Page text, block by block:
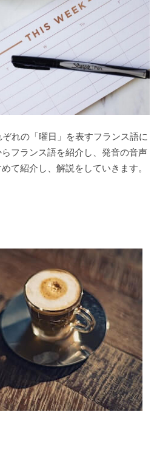
れの「曜日」を表すフランス語に
フランス語を紹介し、発音の音声
て紹介し、解説をしていきます。